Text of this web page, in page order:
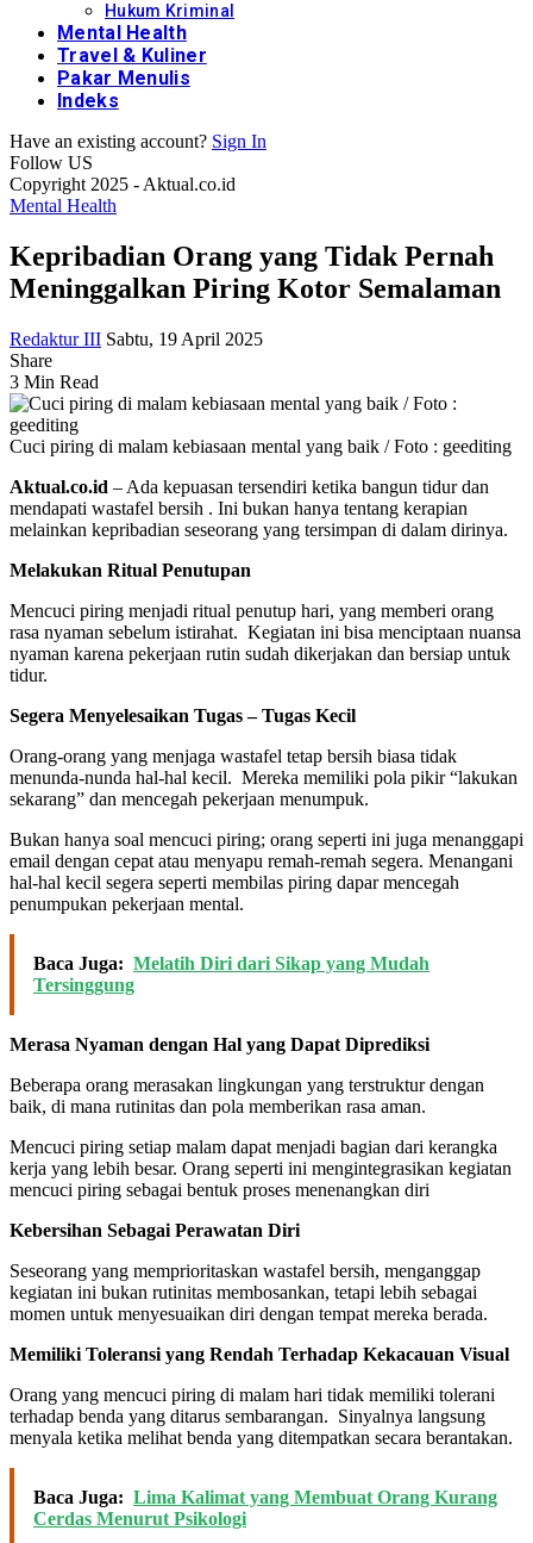
Hukum Kriminal
Mental Health
Travel & Kuliner
Pakar Menulis
Indeks
Have an existing account? Sign In
Follow US
Copyright 2025 - Aktual.co.id
Mental Health
Kepribadian Orang yang Tidak Pernah
Meninggalkan Piring Kotor Semalaman
Redaktur III Sabtu, 19 April 2025
Share
3 Min Read
Cuci piring di malam kebiasaan mental yang baik / Foto : geediting
Aktual.co.id – Ada kepuasan tersendiri ketika bangun tidur dan
mendapati wastafel bersih . Ini bukan hanya tentang kerapian
melainkan kepribadian seseorang yang tersimpan di dalam dirinya.
Melakukan Ritual Penutupan
Mencuci piring menjadi ritual penutup hari, yang memberi orang
rasa nyaman sebelum istirahat. Kegiatan ini bisa menciptaan nuansa
nyaman karena pekerjaan rutin sudah dikerjakan dan bersiap untuk
tidur.
Segera Menyelesaikan Tugas – Tugas Kecil
Orang-orang yang menjaga wastafel tetap bersih biasa tidak
menunda-nunda hal-hal kecil. Mereka memiliki pola pikir “lakukan
sekarang” dan mencegah pekerjaan menumpuk.
Bukan hanya soal mencuci piring; orang seperti ini juga menanggapi
email dengan cepat atau menyapu remah-remah segera. Menangani
hal-hal kecil segera seperti membilas piring dapar mencegah
penumpukan pekerjaan mental.
Baca Juga: Melatih Diri dari Sikap yang Mudah
Tersinggung
Merasa Nyaman dengan Hal yang Dapat Diprediksi
Beberapa orang merasakan lingkungan yang terstruktur dengan
baik, di mana rutinitas dan pola memberikan rasa aman.
Mencuci piring setiap malam dapat menjadi bagian dari kerangka
kerja yang lebih besar. Orang seperti ini mengintegrasikan kegiatan
mencuci piring sebagai bentuk proses menenangkan diri
Kebersihan Sebagai Perawatan Diri
Seseorang yang memprioritaskan wastafel bersih, menganggap
kegiatan ini bukan rutinitas membosankan, tetapi lebih sebagai
momen untuk menyesuaikan diri dengan tempat mereka berada.
Memiliki Toleransi yang Rendah Terhadap Kekacauan Visual
Orang yang mencuci piring di malam hari tidak memiliki tolerani
terhadap benda yang ditarus sembarangan. Sinyalnya langsung
menyala ketika melihat benda yang ditempatkan secara berantakan.
Baca Juga: Lima Kalimat yang Membuat Orang Kurang
Cerdas Menurut Psikologi